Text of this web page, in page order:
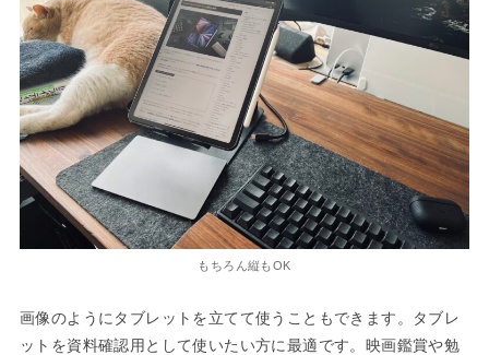
もちろん縦もOK
画像のようにタブレットを立てて使うこともできます。タブレ
ットを資料確認用として使いたい方に最適です。映画鑑賞や勉